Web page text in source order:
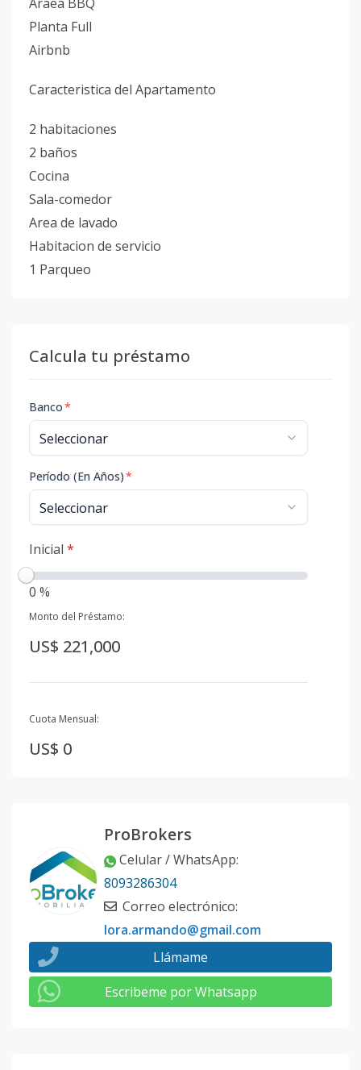
Planta Full
Airbnb
Caracteristica del Apartamento
2 habitaciones
2 baños
Cocina
Sala-comedor
Area de lavado
Habitacion de servicio
1 Parqueo
Calcula tu préstamo
Banco*
Período (En Años)*
Inicial *
0 %
Monto del Préstamo:
US$ 221,000
Cuota Mensual:
US$ 0
ProBrokers
Celular / WhatsApp:
8093286304
Correo electrónico:
lora.armando@gmail.com
Llámame
Escribeme por Whatsapp